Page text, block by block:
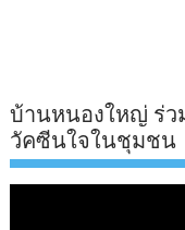
บ้านหนองใหญ่ ร่ว
วัคซีนใจในชุมชน